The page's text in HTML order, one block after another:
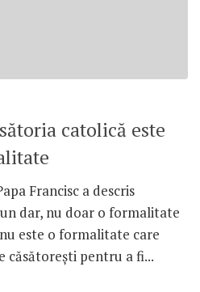
catolică este
Francisc a descris
dar, nu doar o formalitate
este o formalitate care
căsătorești pentru a fi...